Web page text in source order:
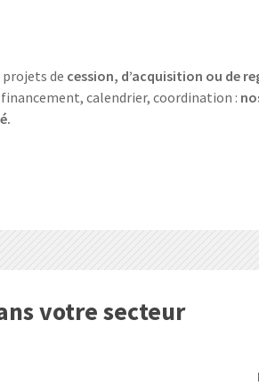
projets de cession, d’acquisition ou de
calendrier, coordination :
votre secteur